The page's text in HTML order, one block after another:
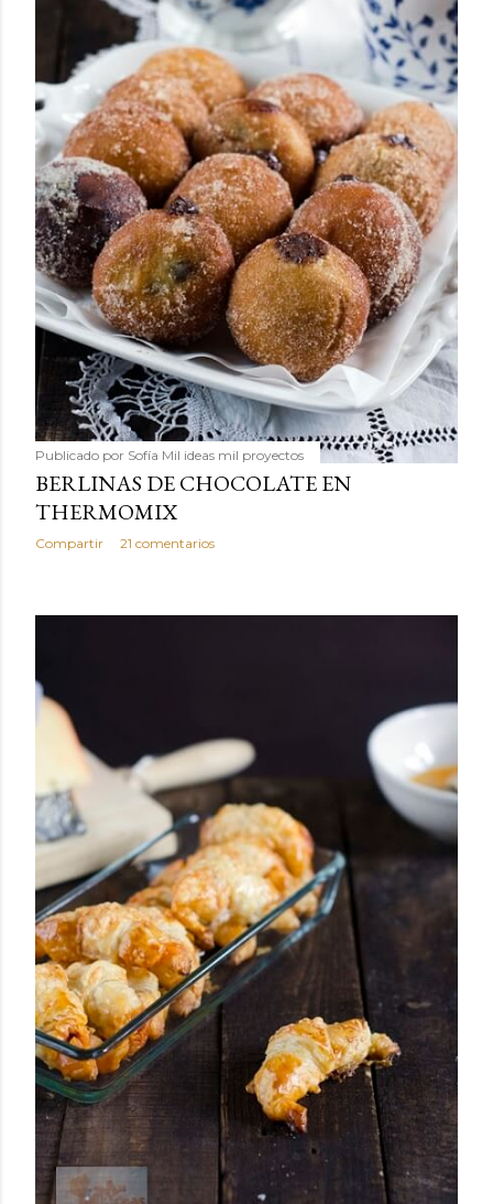
Publicado por Sofía Mil ideas mil proyectos
BERLINAS DE CHOCOLATE EN
THERMOMIX
Compartir 21 comentarios